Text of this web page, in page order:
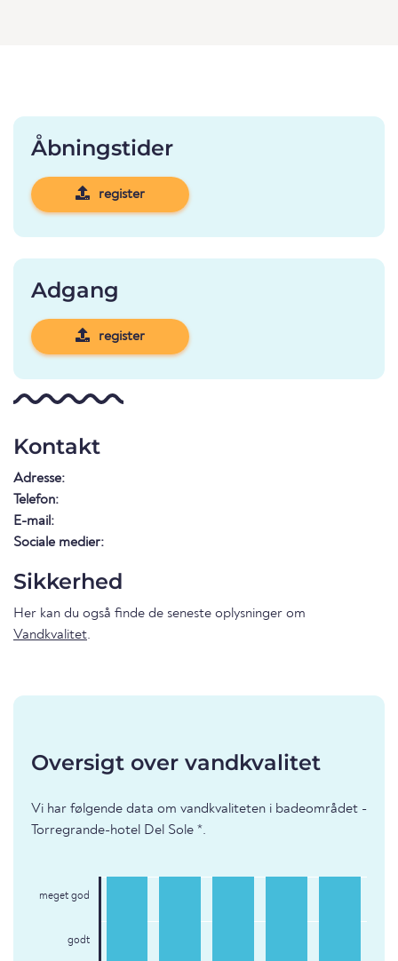
Åbningstider
register
Adgang
register
Kontakt
Adresse:
Telefon:
E-mail:
Sociale medier:
Sikkerhed
Her kan du også finde de seneste oplysninger om
Vandkvalitet.
Oversigt over vandkvalitet
Vi har følgende data om vandkvaliteten i badeområdet -
Torregrande-hotel Del Sole *.
meget god
godt